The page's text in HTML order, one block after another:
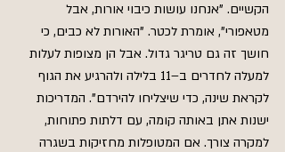
הקשיים. "אנחנו עושות כיבוי אורות, אבל
מטאפורי", אומרת לכטר. "האורות לא כבים, כי
חושך זה גם טריגר גדול. אבל הן מצופות לעלות
למעלה לחדרים ב–11 בלילה ולהרגיע את הגוף
לקראת שינה, כדי שיצליחו להירדם". המדריכות
ישנות אתן באותה קומה, עם דלתות פתוחות,
למקרה צורך. אם המטופלות מחזיקות בשגרה